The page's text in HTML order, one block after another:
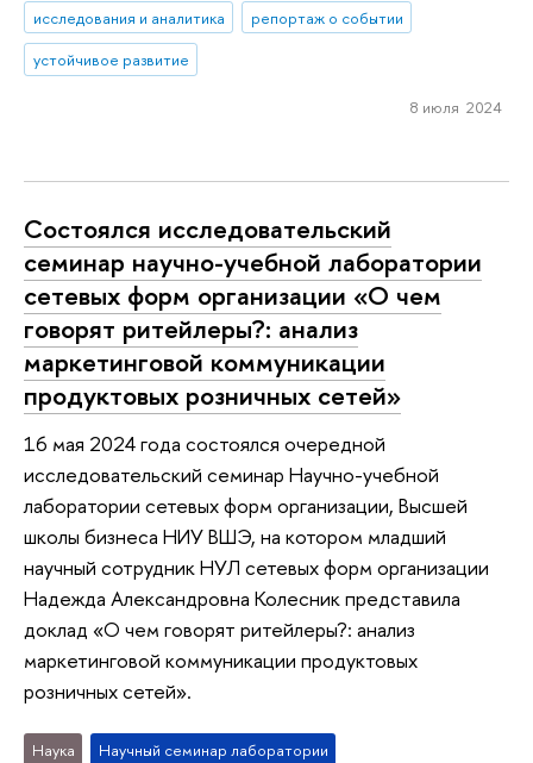
исследования и аналитика
репортаж о событии
устойчивое развитие
8 июля 2024
Состоялся исследовательский
семинар научно-учебной лаборатории
сетевых форм организации «О чем
говорят ритейлеры?: анализ
маркетинговой коммуникации
продуктовых розничных сетей»
16 мая 2024 года состоялся очередной
исследовательский семинар Научно-учебной
лаборатории сетевых форм организации, Высшей
школы бизнеса НИУ ВШЭ, на котором младший
научный сотрудник НУЛ сетевых форм организации
Надежда Александровна Колесник представила
доклад «О чем говорят ритейлеры?: анализ
маркетинговой коммуникации продуктовых
розничных сетей».
Наука Научный семинар лаборатории